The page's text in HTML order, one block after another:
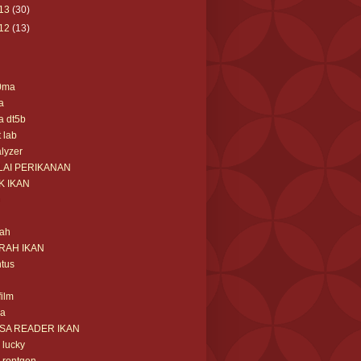
(30)
(13)
dt5b
lab
PERIKANAN
IKAN
IKAN
READER IKAN
lucky